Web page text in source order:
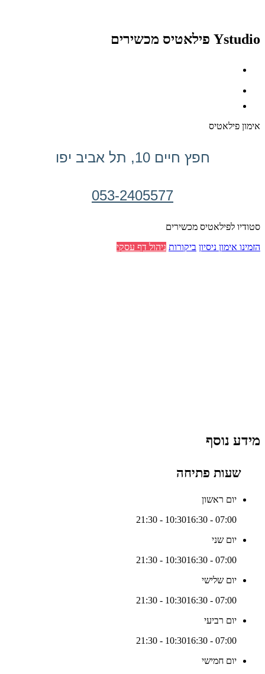
Ystudio פילאטיס מכשירים
אימון פילאטיס
חפץ חיים 10, תל אביב יפו
053-2405577
סטודיו לפילאטיס מכשירים
הזמינו אימון ניסיון ביקורות ניהול דף עסקי
מידע נוסף
שעות פתיחה
יום ראשון
07:00 - 10:30
16:30 - 21:30
יום שני
07:00 - 10:30
16:30 - 21:30
יום שלישי
07:00 - 10:30
16:30 - 21:30
יום רביעי
07:00 - 10:30
16:30 - 21:30
יום חמישי